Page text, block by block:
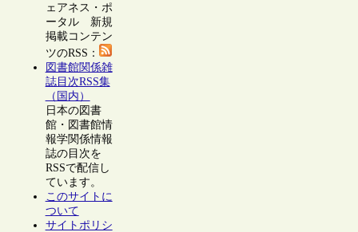
ェアネス・ポ
ータル 新規
掲載コンテン
ツのRSS：
図書館関係雑
誌目次RSS集
（国内）
日本の図書
館・図書館情
報学関係情報
誌の目次を
RSSで配信し
ています。
このサイトに
ついて
サイトポリシ